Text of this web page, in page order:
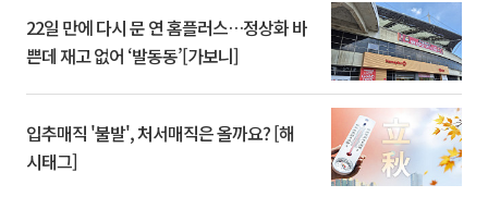
22일 만에 다시 문 연 홈플러스…정상화 바
쁜데 재고 없어 ‘발동동’[가보니]
입추매직 '불발', 처서매직은 올까요? [해
시태그]